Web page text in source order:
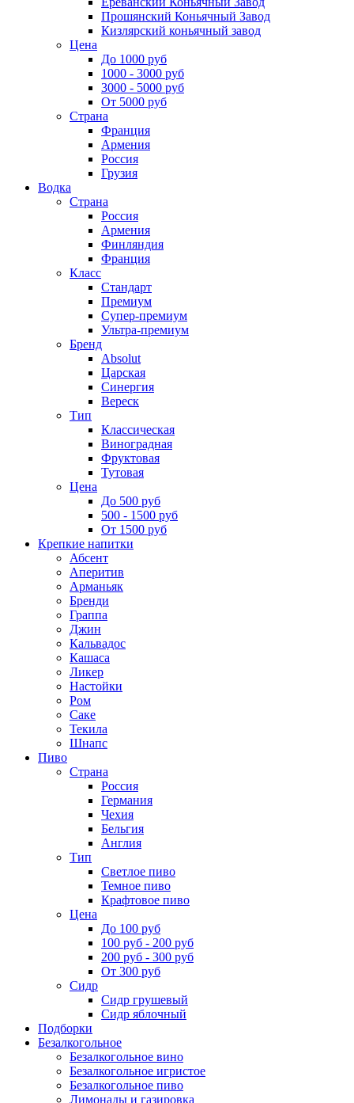
Прошянский Коньячный Завод
Кизлярский коньячный завод
Цена
До 1000 руб
1000 - 3000 руб
3000 - 5000 руб
От 5000 руб
Страна
Франция
Армения
Россия
Грузия
Водка
Страна
Россия
Армения
Финляндия
Франция
Класс
Стандарт
Премиум
Супер-премиум
Ультра-премиум
Бренд
Absolut
Царская
Синергия
Вереск
Тип
Классическая
Виноградная
Фруктовая
Тутовая
Цена
До 500 руб
500 - 1500 руб
От 1500 руб
Крепкие напитки
Абсент
Аперитив
Арманьяк
Бренди
Граппа
Джин
Кальвадос
Кашаса
Ликер
Настойки
Ром
Саке
Текила
Шнапс
Пиво
Страна
Россия
Германия
Чехия
Бельгия
Англия
Тип
Светлое пиво
Темное пиво
Крафтовое пиво
Цена
До 100 руб
100 руб - 200 руб
200 руб - 300 руб
От 300 руб
Сидр
Сидр грушевый
Сидр яблочный
Подборки
Безалкогольное
Безалкогольное вино
Безалкогольное игристое
Безалкогольное пиво
Лимонады и газировка